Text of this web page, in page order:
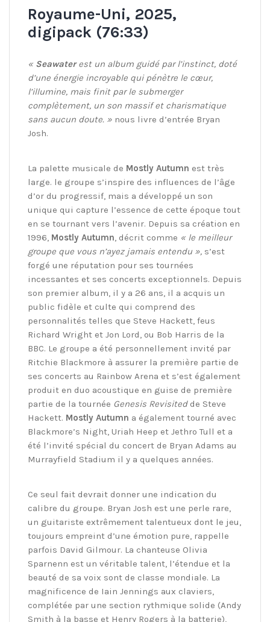
Royaume-Uni, 2025,
digipack (76:33)
« Seawaterest un album guidé par l’instinct, doté
d’une énergie incroyable qui pénètre le cœur,
l’illumine, mais finit par le submerger
complètement, un son massif et charismatique
sans aucun doute. » nous livre d’entrée Bryan
Josh.
La palette musicale de Mostly Autumn est très
large. le groupe s’inspire des influences de l’âge
d’or du progressif, mais a développé un son
unique qui capture l’essence de cette époque tout
en se tournant vers l’avenir. Depuis sa création en
1996, Mostly Autumn, décrit comme « le meilleur
groupe que vous n’ayez jamais entendu », s’est
forgé une réputation pour ses tournées
incessantes et ses concerts exceptionnels. Depuis
son premier album, il y a 26 ans, il a acquis un
public fidèle et culte qui comprend des
personnalités telles que Steve Hackett, feus
Richard Wright et Jon Lord, ou Bob Harris de la
BBC. Le groupe a été personnellement invité par
Ritchie Blackmore à assurer la première partie de
ses concerts au Rainbow Arena et s’est également
produit en duo acoustique en guise de première
partie de la tournée Genesis Revisitedde Steve
Hackett. Mostly Autumn a également tourné avec
Blackmore’s Night, Uriah Heep et Jethro Tull et a
été l’invité spécial du concert de Bryan Adams au
Murrayfield Stadium il y a quelques années.
Ce seul fait devrait donner une indication du
calibre du groupe. Bryan Josh est une perle rare,
un guitariste extrêmement talentueux dont le jeu,
toujours empreint d’une émotion pure, rappelle
parfois David Gilmour. La chanteuse Olivia
Sparnenn est un véritable talent, l’étendue et la
beauté de sa voix sont de classe mondiale. La
magnificence de Iain Jennings aux claviers,
complétée par une section rythmique solide (Andy
Smith à la basse et Henry Rogers à la batterie),